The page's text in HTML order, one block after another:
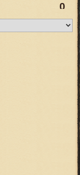
0